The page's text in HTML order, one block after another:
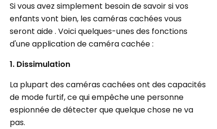
Si vous avez simplement besoin de savoir si vos
enfants vont bien, les caméras cachées vous
seront aide . Voici quelques-unes des fonctions
d'une application de caméra cachée :
1. Dissimulation
La plupart des caméras cachées ont des capacités
de mode furtif, ce qui empêche une personne
espionnée de détecter que quelque chose ne va
pas.